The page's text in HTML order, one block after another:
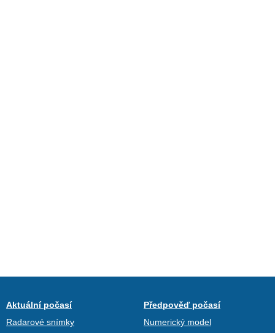
Aktuální počasí
Radarové snímky
Předpověď počasí
Numerický model